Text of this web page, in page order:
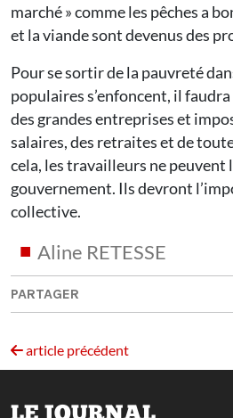
marché » comme les pêches a
et la viande sont devenus des
Pour se sortir de la pauvreté
populaires s’enfoncent, il
des grandes entreprises et
salaires, des retraites et de
cela, les travailleurs ne peuvent
gouvernement. Ils devront
collective.
Aline RETESSE
PARTAGER
article précédent